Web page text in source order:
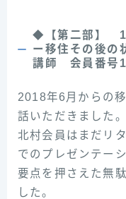
◆【第二部】
ー移住その後の
講師 会員番号
2018年6月からの
話いただきました。
北村会員はまだリ
でのプレゼンテー
要点を押さえた無
した。